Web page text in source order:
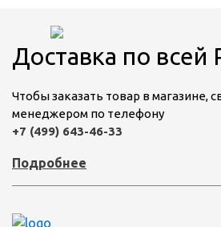
Доставка по всей
Чтобы заказать товар в магазине,
менеджером по телефону
+7 (499) 643-46-33
Подробнее